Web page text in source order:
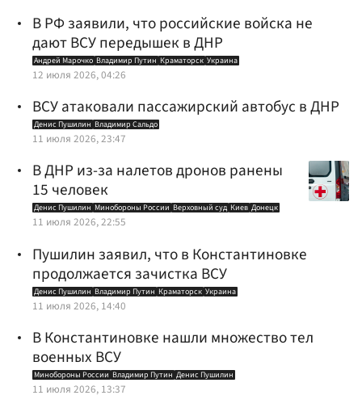
В РФ заявили, что российские войска не
дают ВСУ передышек в ДНР
Андрей Марочко Владимир Путин Краматорск Украина
12 июля 2026, 04:26
ВСУ атаковали пассажирский автобус в ДНР
Денис Пушилин Владимир Сальдо
11 июля 2026, 23:47
В ДНР из-за налетов дронов ранены
15 человек
Денис Пушилин Минобороны России Верховный суд Киев Донецк
11 июля 2026, 22:55
Пушилин заявил, что в Константиновке
продолжается зачистка ВСУ
Денис Пушилин Владимир Путин Краматорск Украина
11 июля 2026, 14:40
В Константиновке нашли множество тел
военных ВСУ
Минобороны России Владимир Путин Денис Пушилин
11 июля 2026, 13:37